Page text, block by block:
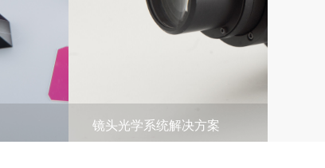
镜头光学系统解决方案